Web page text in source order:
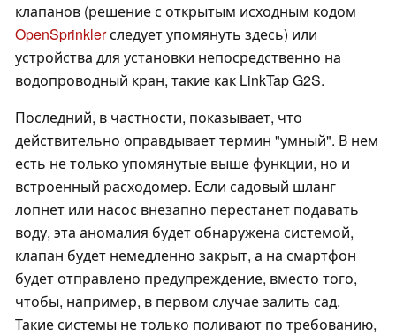
клапанов (решение с открытым исходным кодом
OpenSprinklerследует упомянуть здесь) или
устройства для установки непосредственно на
водопроводный кран, такие как LinkTap G2S.
Последний, в частности, показывает, что
действительно оправдывает термин "умный". В нем
есть не только упомянутые выше функции, но и
встроенный расходомер. Если садовый шланг
лопнет или насос внезапно перестанет подавать
воду, эта аномалия будет обнаружена системой,
клапан будет немедленно закрыт, а на смартфон
будет отправлено предупреждение, вместо того,
чтобы, например, в первом случае залить сад.
Такие системы не только поливают по требованию,